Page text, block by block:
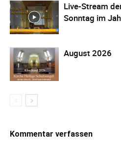
Live-Stream
Sonntag im
August 2026
Kommentar verfassen